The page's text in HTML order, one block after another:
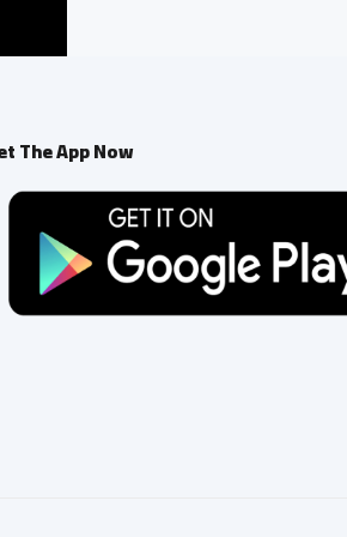
The App Now